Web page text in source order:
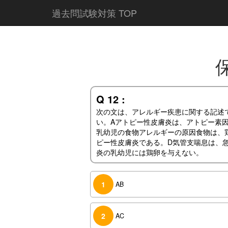
過去問試験対策 TOP
Q 12 :
次の文は、アレルギー疾患に関する記
い。Aアトピー性皮膚炎は、アトピー素
乳幼児の食物アレルギーの原因食物は
ピー性皮膚炎である。D気管支喘息は、
炎の乳幼児には鶏卵を与えない。
1 AB
2 AC